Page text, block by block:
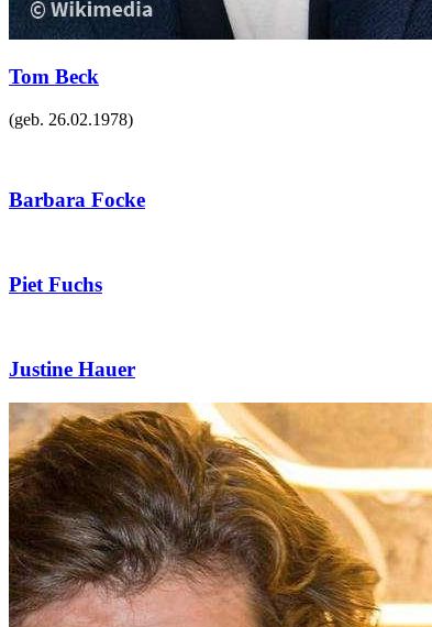
Tom Beck
(geb. 26.02.1978)
Barbara Focke
Piet Fuchs
Justine Hauer